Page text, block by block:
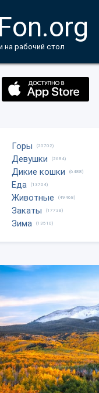
на рабочий стол
Горы (20702)
Девушки (2684)
Дикие кошки (6488)
Еда (13704)
Животные (49468)
Закаты (17738)
Зима (13510)